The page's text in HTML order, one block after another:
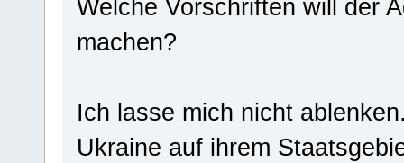
Welche Vorschriften will der
machen?
Ich lasse mich nicht
Ukraine auf ihrem